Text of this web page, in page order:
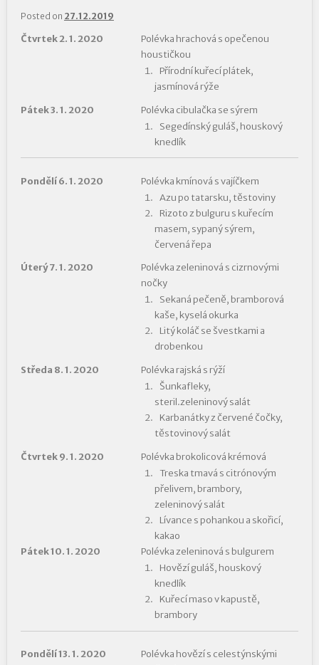
Posted on 27.12.2019
Čtvrtek 2. 1. 2020
Polévka hrachová s opečenou
houstičkou
Přírodní kuřecí plátek,
jasmínová rýže
Pátek 3. 1. 2020
Polévka cibulačka se sýrem
Segedínský guláš, houskový
knedlík
Pondělí 6. 1. 2020
Polévka kmínová s vajíčkem
Azu po tatarsku, těstoviny
Rizoto z bulguru s kuřecím
masem, sypaný sýrem,
červená řepa
Úterý 7. 1. 2020
Polévka zeleninová s cizrnovými
nočky
Sekaná pečeně, bramborová
kaše, kyselá okurka
Litý koláč se švestkami a
drobenkou
Středa 8. 1. 2020
Polévka rajská s rýží
Šunkafleky,
steril.zeleninový salát
Karbanátky z červené čočky,
těstovinový salát
Čtvrtek 9. 1. 2020
Polévka brokolicová krémová
Treska tmavá s citrónovým
přelivem, brambory,
zeleninový salát
Lívance s pohankou a skořicí,
kakao
Pátek 10. 1. 2020
Polévka zeleninová s bulgurem
Hovězí guláš, houskový
knedlík
Kuřecí maso v kapustě,
brambory
Pondělí 13. 1. 2020
Polévka hovězí s celestýnskými